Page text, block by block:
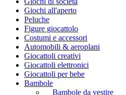
Giochi all'aperto
Peluche
Figure giocattolo
Costumi e accessori
Automobili & aeroplani
Giocattoli creativi
Giocattoli elettronici
Giocattoli per bebe
Bambole
Bambole da vestire